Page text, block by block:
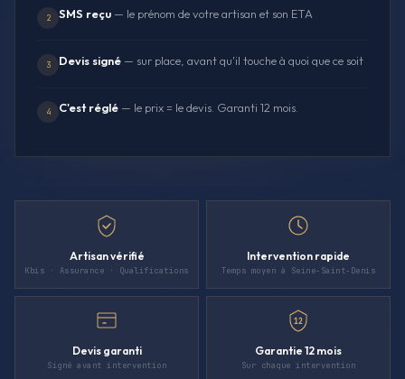
2 SMS reçu — le prénom de votre artisan et son ETA
3 Devis signé — sur place, avant qu'il touche à quoi que ce soit
4 C'est réglé — le prix = le devis. Garanti 12 mois.
Artisan vérifié
Kbis · Assurance · Qualifications
Intervention rapide
Temps moyen à Seine-Saint-Denis
Devis garanti
Signé avant intervention
12
Garantie 12 mois
Sur chaque intervention